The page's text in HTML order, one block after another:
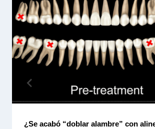
¿Se acabó “doblar alambre” con